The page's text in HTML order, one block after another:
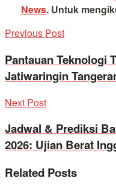
News. Untuk
Previous Post
Pantauan Teknologi
Jatiwaringin
Next Post
Jadwal & Prediksi
2026: Ujian Berat
Related Posts